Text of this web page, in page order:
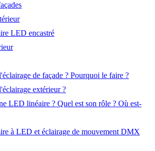
LED encastré
de façade ? Pourquoi le faire ?
extérieur ?
LED linéaire ? Quel est son rôle ? Où est-
à LED et éclairage de mouvement DMX